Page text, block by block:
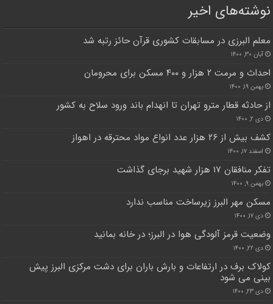
نوشته‌های اخیر
معلم البرزی در مسابقات کشوری قرآن حائز رتبه شد
آبان ۳۰, ۱۴۰۰
احداث و مرمت ۲ هزار و ۴۰۰ مسکن برای محرومان
بهمن ۱۹, ۱۴۰۰
از حادثه قطار مترو تهران تا انهدام باند ورود سلاح به کشور
دی ۲, ۱۴۰۰
کشف بیش از ۲۶ هزار عدد انواع مواد محترقه در اهواز
اسفند ۱۷, ۱۴۰۰
تفکر منافقان ۱۷ هزار شهید برجای گذاشت
بهمن ۹, ۱۴۰۰
مسکن مهر البرز زیرساخت مناسب ندارد
دی ۱۷, ۱۴۰۰
وضعیت قرمز آلودگی هوا در البرز؛ در خانه بمانید
دی ۲۲, ۱۴۰۰
کولاک برف در ارتفاعات و بارش باران برای دشت مرکزی البرز پیش
بینی می شود
دی ۲۳, ۱۴۰۰